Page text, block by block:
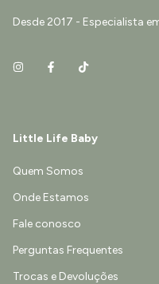
Desde 2017 - Especialista
Little Life Baby
Quem Somos
Onde Estamos
Fale conosco
Perguntas Frequentes
Trocas e Devoluções